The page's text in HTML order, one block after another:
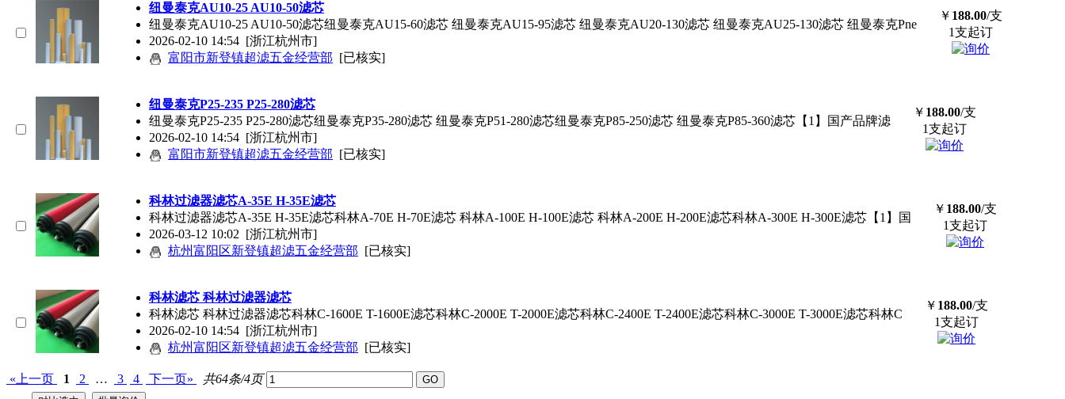
纽曼泰克AU10-25 AU10-50滤芯
纽曼泰克AU10-25 AU10-50滤芯纽曼泰克AU15-60滤芯 纽曼泰克AU15-95滤芯 纽曼泰克AU20-130滤芯 纽曼泰克AU25-130滤芯 纽曼泰克Pne
2026-02-10 14:54 [浙江杭州市]
富阳市新登镇超滤五金经营部 [已核实]
￥ 188.00/支
1支起订
纽曼泰克P25-235 P25-280滤芯
纽曼泰克P25-235 P25-280滤芯纽曼泰克P35-280滤芯 纽曼泰克P51-280滤芯纽曼泰克P85-250滤芯 纽曼泰克P85-360滤芯 【1】国产品牌滤
2026-02-10 14:54 [浙江杭州市]
富阳市新登镇超滤五金经营部 [已核实]
￥ 188.00/支
1支起订
科林过滤器滤芯A-35E H-35E滤芯
科林过滤器滤芯A-35E H-35E滤芯科林A-70E H-70E滤芯 科林A-100E H-100E滤芯 科林A-200E H-200E滤芯科林A-300E H-300E滤芯 【1】国
2026-03-12 10:02 [浙江杭州市]
杭州富阳区新登镇超滤五金经营部 [已核实]
￥ 188.00/支
1支起订
科林滤芯 科林过滤器滤芯
科林滤芯 科林过滤器滤芯科林C-1600E T-1600E滤芯科林C-2000E T-2000E滤芯科林C-2400E T-2400E滤芯科林C-3000E T-3000E滤芯科林C
2026-02-10 14:54 [浙江杭州市]
杭州富阳区新登镇超滤五金经营部 [已核实]
￥ 188.00/支
1支起订
«上一页 1 2 … 3 4 下一页» 共64条/4页